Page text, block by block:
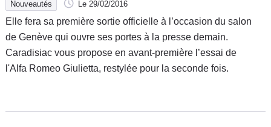
Nouveautés Le 29/02/2016
Elle fera sa première sortie officielle à l’occasion du salon
de Genève qui ouvre ses portes à la presse demain.
Caradisiac vous propose en avant-première l’essai de
l'Alfa Romeo Giulietta, restylée pour la seconde fois.